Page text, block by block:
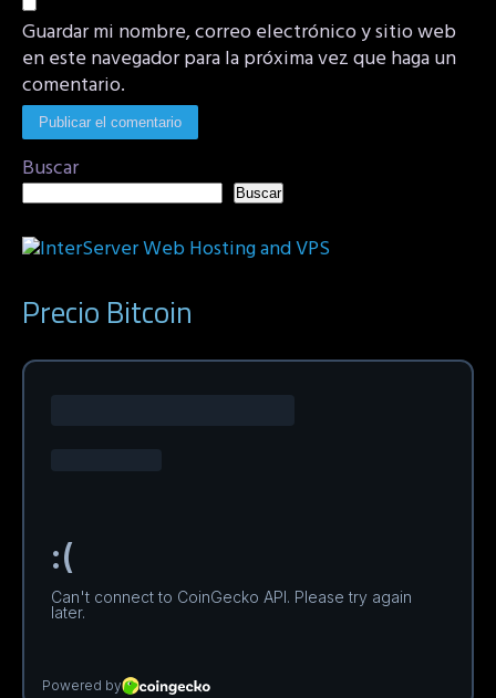
Guardar mi nombre, correo electrónico y sitio web
en este navegador para la próxima vez que haga un
comentario.
Buscar
Buscar
Precio Bitcoin